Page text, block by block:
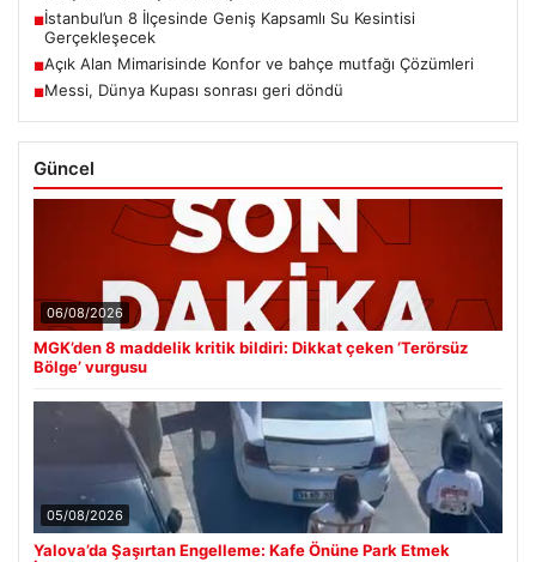
■İstanbul’un 8 İlçesinde Geniş Kapsamlı Su Kesintisi
Gerçekleşecek
■Açık Alan Mimarisinde Konfor ve bahçe mutfağı Çözümleri
■Messi, Dünya Kupası sonrası geri döndü
Güncel
06/08/2026
MGK’den 8 maddelik kritik bildiri: Dikkat çeken ‘Terörsüz
Bölge’ vurgusu
05/08/2026
Yalova’da Şaşırtan Engelleme: Kafe Önüne Park Etmek